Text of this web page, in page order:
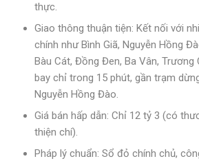
thực.
Giao thông thuận tiện: Kết nối với
chính như Bình Giã, Nguyễn Hồng
Bàu Cát, Đồng Đen, Ba Vân,
bay chỉ trong 15 phút, gần trạm
Nguyễn Hồng Đào.
Giá bán hấp dẫn: Chỉ 12 tỷ 3 (có
thiện chí).
Pháp lý chuẩn: Sổ đỏ chính chủ,